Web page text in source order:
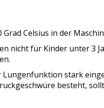
Grad Celsius in der
nicht für Kinder unter 3
Lungenfunktion stark
besteht,